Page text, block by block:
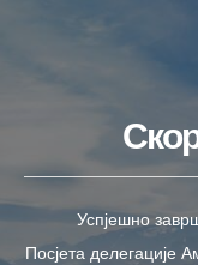
Успјешно
Посјета делегације